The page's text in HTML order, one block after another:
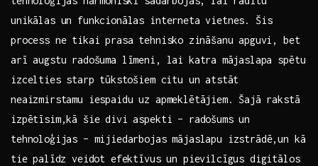
unikālas un funkcionālas interneta vietnes. Šis‌
process ne tikai prasa tehnisko⁣ zināšanu apguvi, bet
arī augstu radošuma līmeni, lai katra⁢ mājaslapa spētu
izcelties starp⁣ tūkstošiem citu un atstāt
neaizmirstamu iespaidu‌ uz apmeklētājiem. Šajā⁤ rakstā
izpētīsim,kā šie divi ‍aspekti – radošums un
tehnoloģijas – mijiedarbojas mājaslapu izstrādē,un kā
⁤tie palīdz veidot efektīvus un pievilcīgus digitālos